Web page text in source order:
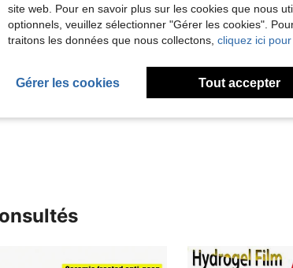
site web. Pour en savoir plus sur les cookies que nous
optionnels, veuillez sélectionner "Gérer les cookies".
traitons les données que nous collectons, cliquez ici
Gérer les cookies Tout accepter